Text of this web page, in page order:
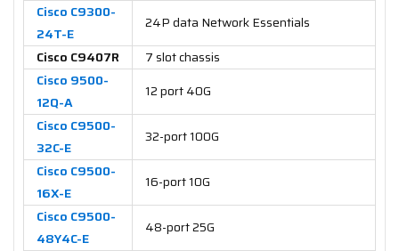
Cisco C9300-
24T-E
24P data Network Essentials
Cisco C9407R
7 slot chassis
Cisco 9500-
12Q-A
12 port 40G
Cisco C9500-
32C-E
32-port 100G
Cisco C9500-
16X-E
16-port 10G
Cisco C9500-
48Y4C-E
48-port 25G